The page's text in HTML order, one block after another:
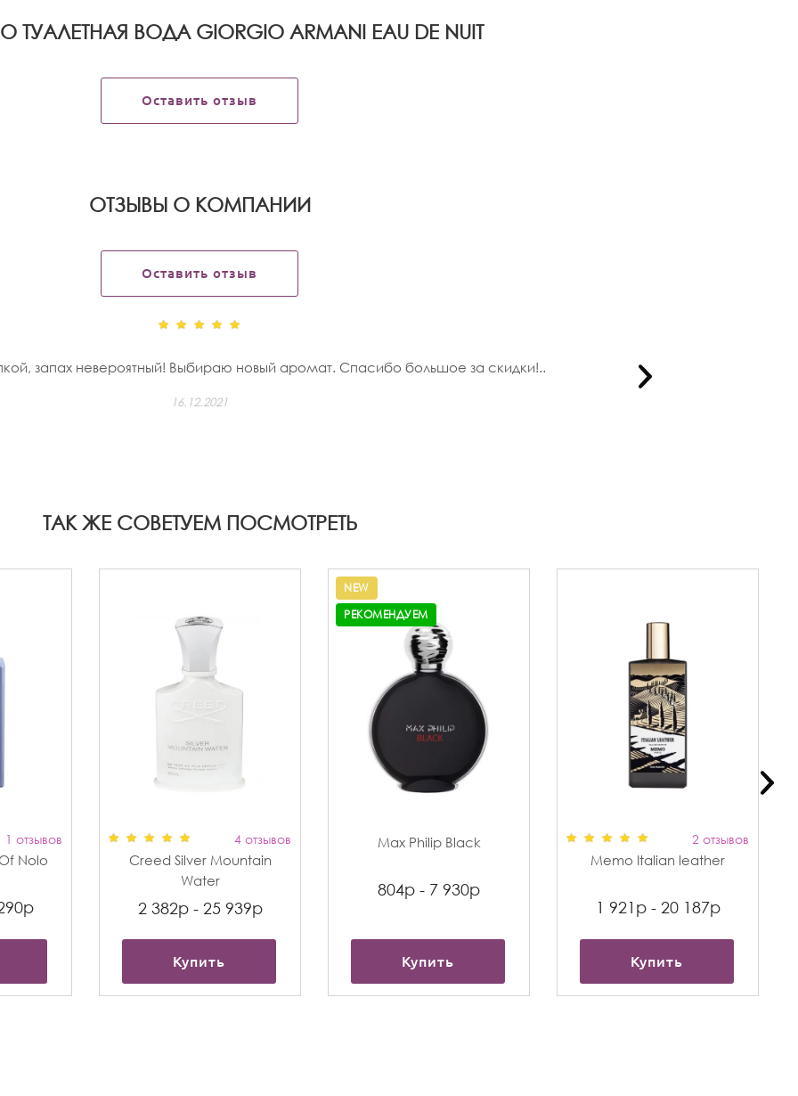
ТУАЛЕТНАЯ ВОДА GIORGIO ARMANI EAU DE NUIT
Оставить отзыв
OТЗЫВЫ О КОМПАНИИ
Оставить отзыв
запах невероятный! Выбираю новый аромат. Спасибо большое за скидки!..
16.12.2021
ТАК ЖЕ СОВЕТУЕМ ПОСМОТРЕТЬ
1 отзывов
Nolo
4 отзывов
Creed Silver Mountain
Water
2 382р - 25 939р
Купить
NEW
РЕКОМЕНДУЕМ
Max Philip Black
804р - 7 930р
Купить
2 отзывов
Memo Italian leather
1 921р - 20 187р
Купить